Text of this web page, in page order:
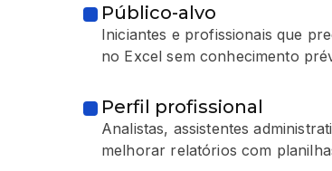
Público-alvo
Iniciantes e profissionais que
no Excel sem conhecimento
Perfil profissional
Analistas, assistentes
melhorar relatórios com